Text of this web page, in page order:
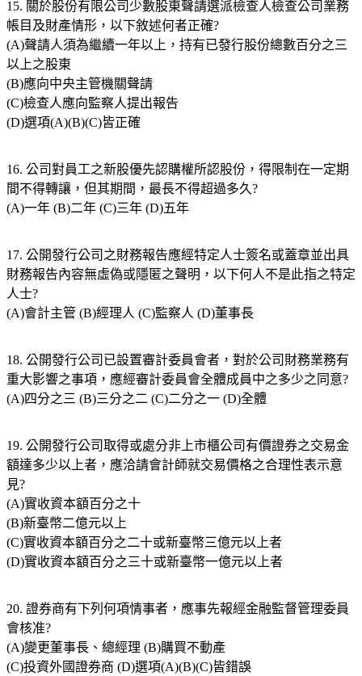
15. 關於股份有限公司少數股東聲請選派檢查人檢查公司業務
帳目及財產情形，以下敘述何者正確?
(A)聲請人須為繼續一年以上，持有已發行股份總數百分之三
以上之股東
(B)應向中央主管機關聲請
(C)檢查人應向監察人提出報告
(D)選項(A)(B)(C)皆正確
16. 公司對員工之新股優先認購權所認股份，得限制在一定期
間不得轉讓，但其期間，最長不得超過多久?
(A)一年 (B)二年 (C)三年 (D)五年
17. 公開發行公司之財務報告應經特定人士簽名或蓋章並出具
財務報告內容無虛偽或隱匿之聲明，以下何人不是此指之特定
人士?
(A)會計主管 (B)經理人 (C)監察人 (D)董事長
18. 公開發行公司已設置審計委員會者，對於公司財務業務有
重大影響之事項，應經審計委員會全體成員中之多少之同意?
(A)四分之三 (B)三分之二 (C)二分之一 (D)全體
19. 公開發行公司取得或處分非上市櫃公司有價證券之交易金
額達多少以上者，應洽請會計師就交易價格之合理性表示意
見?
(A)實收資本額百分之十
(B)新臺幣二億元以上
(C)實收資本額百分之二十或新臺幣三億元以上者
(D)實收資本額百分之三十或新臺幣一億元以上者
20. 證券商有下列何項情事者，應事先報經金融監督管理委員
會核准?
(A)變更董事長、總經理 (B)購買不動產
(C)投資外國證券商 (D)選項(A)(B)(C)皆錯誤